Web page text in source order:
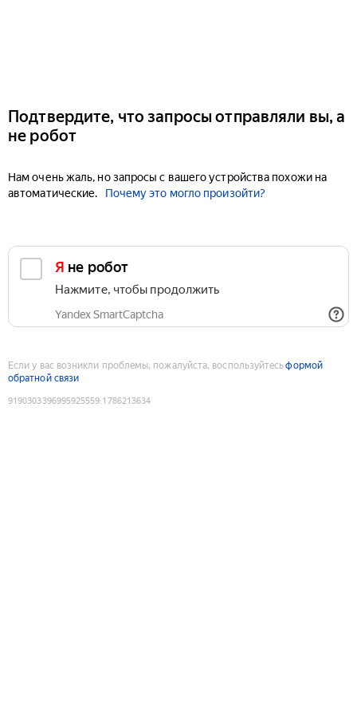
Подтвердите, что запросы отправляли вы, а
не робот
Нам очень жаль, но запросы с вашего устройства похожи на
автоматические.
Почему это могло произойти?
Я не робот
Нажмите, чтобы продолжить
Yandex SmartCaptcha
Если у вас возникли проблемы, пожалуйста, воспользуйтесьформой
обратной связи
9190303396995925559:1786213634